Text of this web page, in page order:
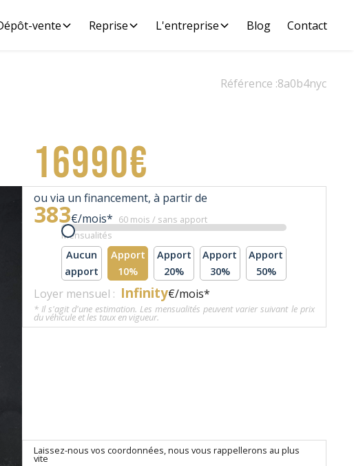
vente Reprise L'entreprise Blog Contact
Référence :8a0b4nyc
16990€
ou via un financement, à partir de
383€/mois* 60 mois / sans apport
Mensualités
Aucun
apport
Apport
10%
Apport
20%
Apport
30%
Apport
50%
Loyer mensuel : Infinity€/mois*
* Il s'agit d'une estimation. Les mensualités peuvent varier suivant le prix
du véhicule et les taux en vigueur.
Laissez-nous vos coordonnées, nous vous rappellerons au plus
vite